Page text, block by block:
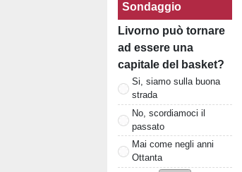
Sondaggio
Livorno può tornare
ad essere una
capitale del basket?
Si, siamo sulla buona
strada
No, scordiamoci il
passato
Mai come negli anni
Ottanta